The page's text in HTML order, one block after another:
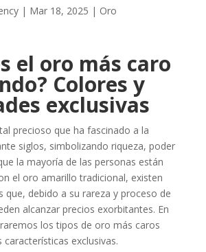
| Mar 18, 2025 | Oro
el oro más caro
Colores y
exclusivas
precioso que ha fascinado a la
siglos, simbolizando riqueza, poder
la mayoría de las personas están
el oro amarillo tradicional, existen
que, debido a su rareza y proceso de
alcanzar precios exorbitantes. En
los tipos de oro más caros
características exclusivas.